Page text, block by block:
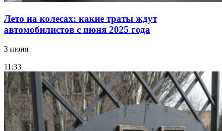
Лето на колесах: какие траты ждут
автомобилистов с июня 2025 года
3 июня
11:33